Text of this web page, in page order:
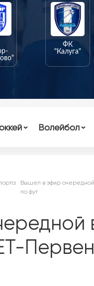
ФК
"Калуга"
Волейбол
Вышел в эфир
по фут